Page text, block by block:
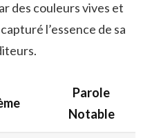
des couleurs vives et
l’essence de sa
Parole
Notable